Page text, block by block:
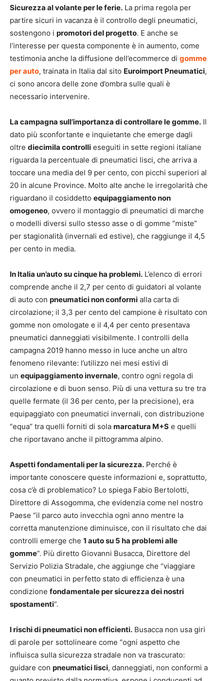
Sicurezza al volante per le ferie. La prima regola per
partire sicuri in vacanza è il controllo degli pneumatici,
sostengono i promotori del progetto. E anche se
l’interesse per questa componente è in aumento, come
testimonia anche la diffusione dell’ecommerce di gomme
per auto, trainata in Italia dal sito Euroimport Pneumatici,
ci sono ancora delle zone d’ombra sulle quali è
necessario intervenire.
La campagna sull’importanza di controllare le gomme. Il
dato più sconfortante e inquietante che emerge dagli
oltre diecimila controlli eseguiti in sette regioni italiane
riguarda la percentuale di pneumatici lisci, che arriva a
toccare una media del 9 per cento, con picchi superiori al
20 in alcune Province. Molto alte anche le irregolarità che
riguardano il cosiddetto equipaggiamento non
omogeneo, ovvero il montaggio di pneumatici di marche
o modelli diversi sullo stesso asse o di gomme “miste”
per stagionalità (invernali ed estive), che raggiunge il 4,5
per cento in media.
In Italia un’auto su cinque ha problemi. L’elenco di errori
comprende anche il 2,7 per cento di guidatori al volante
di auto con pneumatici non conformi alla carta di
circolazione; il 3,3 per cento del campione è risultato con
gomme non omologate e il 4,4 per cento presentava
pneumatici danneggiati visibilmente. I controlli della
campagna 2019 hanno messo in luce anche un altro
fenomeno rilevante: l’utilizzo nei mesi estivi di
un equipaggiamento invernale, contro ogni regola di
circolazione e di buon senso. Più di una vettura su tre tra
quelle fermate (il 36 per cento, per la precisione), era
equipaggiato con pneumatici invernali, con distribuzione
“equa” tra quelli forniti di sola marcatura M+S e quelli
che riportavano anche il pittogramma alpino.
Aspetti fondamentali per la sicurezza. Perché è
importante conoscere queste informazioni e, soprattutto,
cosa c’è di problematico? Lo spiega Fabio Bertolotti,
Direttore di Assogomma, che evidenzia come nel nostro
Paese “il parco auto invecchia ogni anno mentre la
corretta manutenzione diminuisce, con il risultato che dai
controlli emerge che 1 auto su 5 ha problemi alle
gomme“. Più diretto Giovanni Busacca, Direttore del
Servizio Polizia Stradale, che aggiunge che “viaggiare
con pneumatici in perfetto stato di efficienza è una
condizione fondamentale per sicurezza dei nostri
spostamenti“.
I rischi di pneumatici non efficienti. Busacca non usa giri
di parole per sottolineare come “ogni aspetto che
influisca sulla sicurezza stradale non va trascurato:
guidare con pneumatici lisci, danneggiati, non conformi a